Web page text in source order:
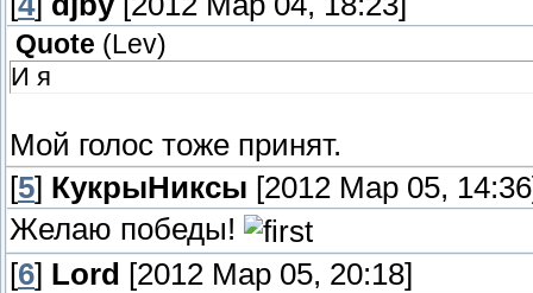
Quote ( Lev)
И я
Мой голос тоже принят.
[5] КукрыНиксы [2012 Мар 05,
Желаю победы!
[6] Lord [2012 Мар 05, 20:18]